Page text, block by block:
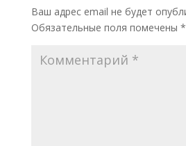
Ваш адрес email не будет
Обязательные поля помечены *